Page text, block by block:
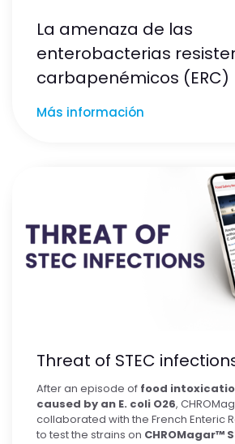
La amenaza de las
enterobacterias
carbapenémicos (ERC)
Más información
Threat of STEC
After an episode of food
caused by an E. coli O26,
collaborated with the French Enteric
to test the strains on CHROMagar™